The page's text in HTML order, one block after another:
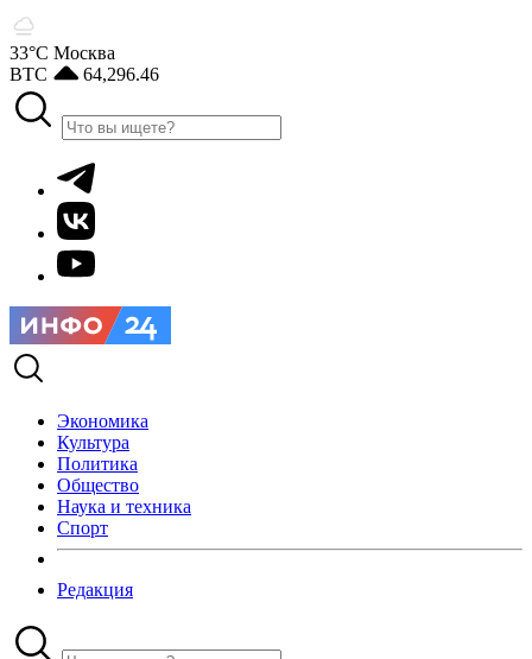
33°С Москва
BTC
64,296.46
Экономика
Культура
Политика
Общество
Наука и техника
Спорт
Редакция